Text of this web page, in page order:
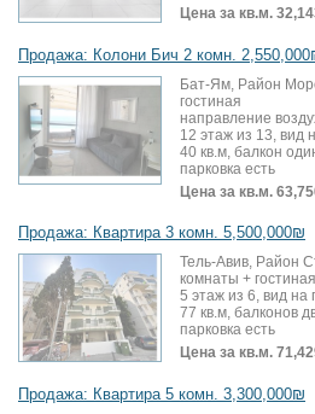
Цена за кв.м.
Продажа: Колони Бич 2 комн.
Бат-Ям, Район
гостиная
направление
12 этаж из 13, вид
40 кв.м, балкон
парковка есть
Цена за кв.м.
Продажа: Квартира 3 комн. 5,500,000₪
Тель-Авив, Район
комнаты + гостиная
5 этаж из 6, вид на
77 кв.м, балконов
парковка есть
Цена за кв.м.
Продажа: Квартира 5 комн. 3,300,000₪